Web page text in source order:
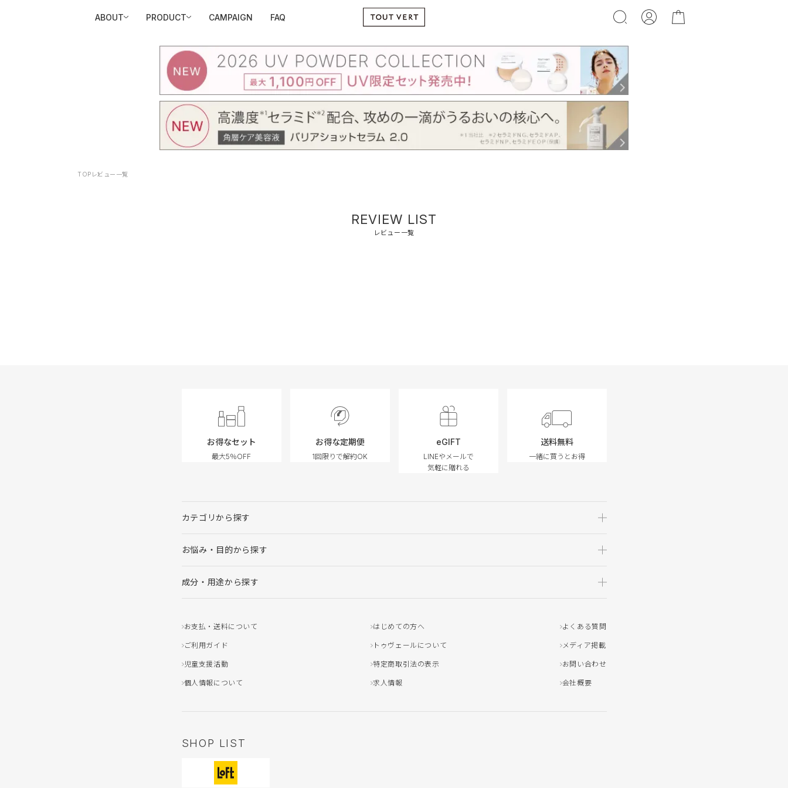
ABOUT PRODUCT CAMPAIGN FAQ
TOP レビュー一覧
REVIEW LIST
レビュー一覧
お得なセット
最大5％OFF
お得な定期便
1回限りで解約OK
eGIFT
LINEやメールで
気軽に贈れる
送料無料
一緒に買うとお得
カテゴリから探す
お悩み・目的から探す
成分・用途から探す
お支払・送料について はじめての方へ よくある質問
ご利用ガイド トゥヴェールについて メディア掲載
児童支援活動 特定商取引法の表示 お問い合わせ
個人情報について 求人情報 会社概要
SHOP LIST